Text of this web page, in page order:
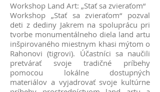
Workshop Land Art: „Stať sa zvieraťom“
Workshop „Stať sa zvieraťom“ pozval
deti z dediny Jakrem na spoluprácu pri
tvorbe monumentálneho diela land artu
inšpirovaného miestnym khasi mýtom o
Rahonovi (tigrovi). Účastníci sa naučili
pretvárať svoje tradičné príbehy
pomocou lokálne dostupných
materiálov a vyjadrovať svoje kultúrne